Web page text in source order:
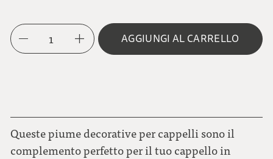
1 AGGIUNGI AL CARRELLO
Queste piume decorative per cappelli sono il
complemento perfetto per il tuo cappello in